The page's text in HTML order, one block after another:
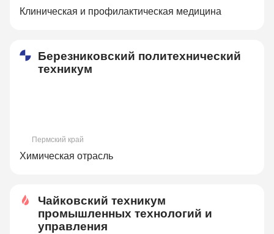
Клиническая и профилактическая медицина
Березниковский политехнический
техникум
Пермский край
Химическая отрасль
Чайковский техникум
промышленных технологий и
управления